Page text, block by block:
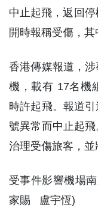
中止起飛，返回
開時報稱受傷，其
香港傳媒報道，
機，載有 17名機
時許起飛。報道
號異常而中止起
治理受傷旅客，並
受事件影響機場
家賜 盧宇恆)